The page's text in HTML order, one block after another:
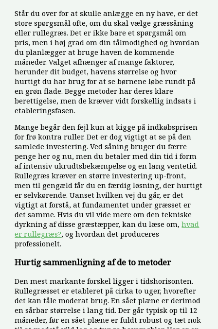
Står du over for at skulle anlægge en ny have, er det
store spørgsmål ofte, om du skal vælge græssåning
eller rullegræs. Det er ikke bare et spørgsmål om
pris, men i høj grad om din tålmodighed og hvordan
du planlægger at bruge haven de kommende
måneder. Valget afhænger af mange faktorer,
herunder dit budget, havens størrelse og hvor
hurtigt du har brug for at se børnene løbe rundt på
en grøn flade. Begge metoder har deres klare
berettigelse, men de kræver vidt forskellig indsats i
etableringsfasen.
Mange begår den fejl kun at kigge på indkøbsprisen
for frø kontra ruller. Det er dog vigtigt at se på den
samlede investering. Ved såning bruger du færre
penge her og nu, men du betaler med din tid i form
af intensiv ukrudtsbekæmpelse og en lang ventetid.
Rullegræs kræver en større investering up-front,
men til gengæld får du en færdig løsning, der hurtigt
er selvkørende. Uanset hvilken vej du går, er det
vigtigt at forstå, at fundamentet under græsset er
det samme. Hvis du vil vide mere om den tekniske
dyrkning af disse græstæpper, kan du læse om,hvad
er rullegræs?, og hvordan det produceres
professionelt.
Hurtig sammenligning af de to metoder
Den mest markante forskel ligger i tidshorisonten.
Rullegræsset er etableret på cirka to uger, hvorefter
det kan tåle moderat brug. En sået plæne er derimod
en sårbar størrelse i lang tid. Der går typisk op til 12
måneder, før en sået plæne er fuldt robust og tæt nok